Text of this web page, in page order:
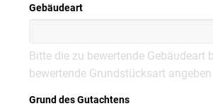
Gebäudeart
Bitte die zu bewertende Gebäudeart
bewertende Grundstücksart angeben
Grund des Gutachtens